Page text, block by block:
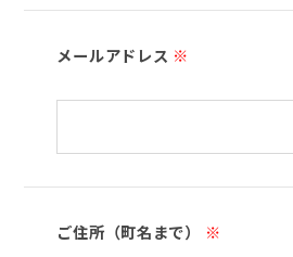
メールアドレス ※
ご住所（町名まで） ※